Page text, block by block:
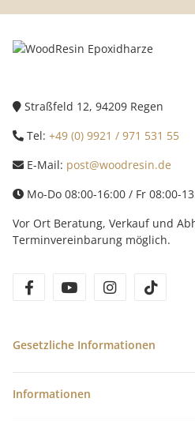
Straßfeld 12, 94209 Regen
Tel: +49 (0) 9921 / 971 531 55
E-Mail: post@woodresin.de
Mo-Do 08:00-16:00 / Fr 08:00-
Vor Ort Beratung, Verkauf und
Terminvereinbarung möglich.
facebookyoutube instagram
Gesetzliche Informationen
Informationen